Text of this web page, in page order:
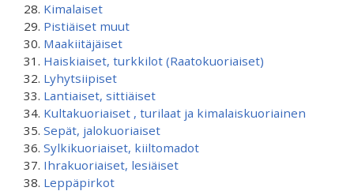
Kimalaiset
Pistiäiset muut
Maakiitäjäiset
Haiskiaiset, turkkilot (Raatokuoriaiset)
Lyhytsiipiset
Lantiaiset, sittiäiset
Kultakuoriaiset , turilaat ja kimalaiskuoriainen
Sepät, jalokuoriaiset
Sylkikuoriaiset, kiiltomadot
Ihrakuoriaiset, lesiäiset
Leppäpirkot